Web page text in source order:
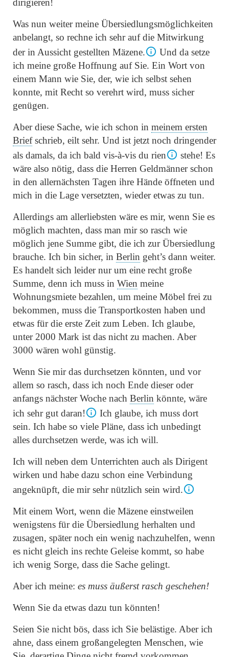
dirigieren!
Was nun weiter meine Übersiedlungsmöglichkeiten
anbelangt, so rechne ich sehr auf die Mitwirkung
der in Aussicht gestellten Mäzene.
Und da setze
ich meine große Hoffnung auf Sie. Ein Wort von
einem Mann wie Sie, der, wie ich selbst sehen
konnte, mit Recht so verehrt wird, muss sicher
genügen.
Aber diese Sache, wie ich schon in meinem ersten
Briefschrieb, eilt sehr. Und ist jetzt noch dringender
als damals, da ich bald vis-à-vis du rien
stehe! Es
wäre also nötig, dass die Herren Geldmänner schon
in den allernächsten Tagen ihre Hände öffneten und
mich in die Lage versetzten, wieder etwas zu tun.
Allerdings am allerliebsten wäre es mir, wenn Sie es
möglich machten, dass man mir so rasch wie
möglich jene Summe gibt, die ich zur Übersiedlung
brauche. Ich bin sicher, in Berlin geht’s dann weiter.
Es handelt sich leider nur um eine recht große
Summe, denn ich muss in Wien meine
Wohnungsmiete bezahlen, um meine Möbel frei zu
bekommen, muss die Transportkosten haben und
etwas für die erste Zeit zum Leben. Ich glaube,
unter 2000 Mark ist das nicht zu machen. Aber
3000 wären wohl günstig.
Wenn Sie mir das durchsetzen könnten, und vor
allem so rasch, dass ich noch Ende dieser oder
anfangs nächster Woche nach Berlin könnte, wäre
ich sehr gut daran!
Ich glaube, ich muss dort
sein. Ich habe so viele Pläne, dass ich unbedingt
alles durchsetzen werde, was ich will.
Ich will neben dem Unterrichten auch als Dirigent
wirken und habe dazu schon eine Verbindung
angeknüpft, die mir sehr nützlich sein wird.
Mit einem Wort, wenn die Mäzene einstweilen
wenigstens für die Übersiedlung herhalten und
zusagen, späternoch ein wenig nachzuhelfen, wenn
es nicht gleich ins rechte Geleise kommt, so habe
ich wenig Sorge, dass die Sache gelingt.
Aber ich meine: es muss äußerst rasch geschehen!
Wenn Sie da etwas dazu tun könnten!
Seien Sie nicht bös, dass ich Sie belästige. Aber ich
ahne, dass einem großangelegten Menschen, wie